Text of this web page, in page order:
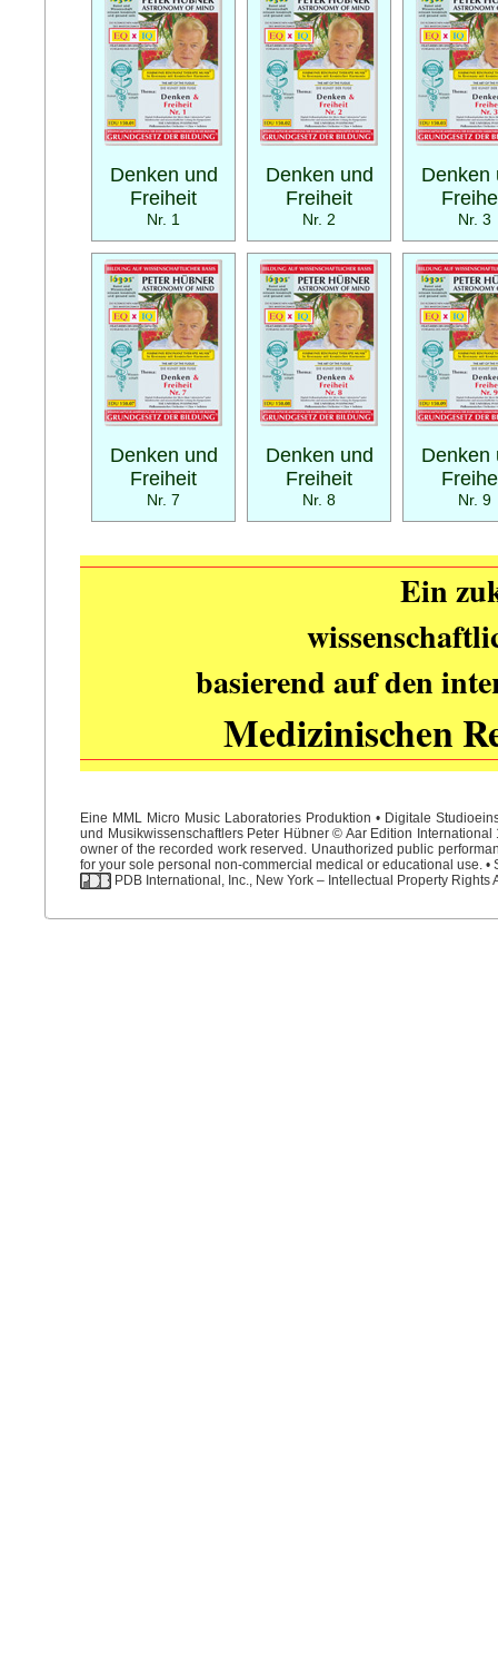
Denken und
Freiheit
Nr. 1
Denken und
Freiheit
Nr. 2
Denken
Nr. 3
Denken und
Freiheit
Nr. 7
Denken und
Freiheit
Nr. 8
Denken
Nr. 9
Ein
basierend auf den
Medizinischen
Eine MML Micro Music Laboratories Produktion • Digitale
und Musikwissenschaftlers Peter Hübner © Aar Edition
owner of the recorded work reserved. Unauthorized public
for your sole personal non-commercial medical or educational use.
PDB International, Inc., New York – Intellectual Property Rights